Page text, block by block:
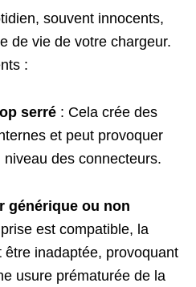
souvent innocents,
de vie de votre chargeur.
:
serré : Cela crée des
et peut provoquer
des connecteurs.
générique ou non
est compatible, la
inadaptée, provoquant
usure prématurée de la